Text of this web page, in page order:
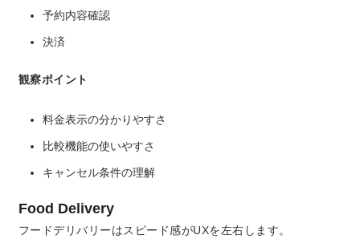
予約内容確認
決済
観察ポイント
料金表示の分かりやすさ
比較機能の使いやすさ
キャンセル条件の理解
Food Delivery
フードデリバリーはスピード感がUXを左右します。